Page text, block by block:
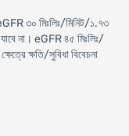
৩০ মিঃলিঃ/মিনিট/১.৭৩
যাবে না। eGFR ৪৫ মিঃলিঃ/
ক্ষতি/সুবিধা বিবেচনা